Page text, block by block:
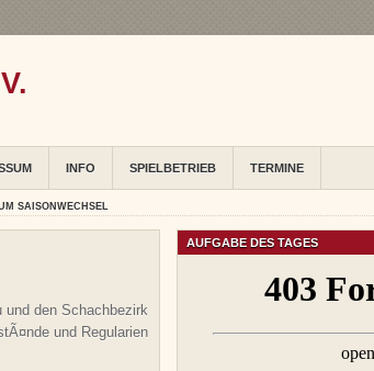
INFO SPIELBETRIEB TERMINE
SAISONWECHSEL
und den Schachbezirk
und Regularien
AUFGABE DES TAGES